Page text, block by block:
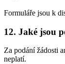
Formuláře jsou k
12. Jaké jsou
Za podání žádosti
neplatí.